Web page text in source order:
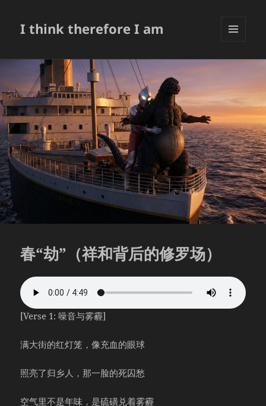
I think therefore I am
挂件
春“劫”（祥和背后的修罗场）
[Verse 1: 噪音与雾霾]
满大街的红灯笼，像充血的眼球
照亮了归乡人，那一脸的死囚愁
空气里不是年味，是硫磺兑着雾霾